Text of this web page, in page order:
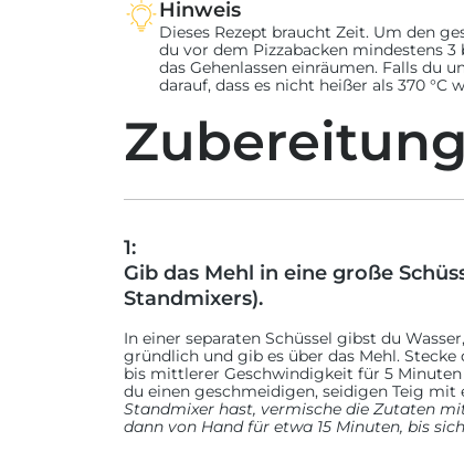
Sauce aus Zwiebeln, Hackfleisch, Tomatenmark und
Für den Käse nutzt Tore eine Kombination aus Mozzarella,
traditionellen Wisconsin Brick Käse, der typisch für eine
käsig, schmeckt diese Samstagspizza auch an jedem
weiß? Diese Interpretation einer Detroit Style Pizza könnte
in Norwegen einläuten.
Du willst mehr Varianten der klassischen Detroit Style
UK Detroit Style Pizza: Käsige Baked Beans auf
Kanadische Detroit Style Sauerteig Pizza: Bloody
Deutsche Detroit Style Pizza: Currywurst
Französische Detroit Style Dessert Pizza: Tarte Tatin
Australische Detroit Style Pizza: Deep End Pizza’s
Hinweis
Dieses Rezept braucht Zeit. Um den
du vor dem Pizzabacken mindestens
das Gehenlassen einräumen. Falls du
darauf, dass es nicht heißer als 370 °C
Zubereitung
1:
Gib das Mehl in eine große
Standmixers).
In einer separaten Schüssel gibst du
gründlich und gib es über das Mehl.
bis mittlerer Geschwindigkeit für 5
du einen geschmeidigen, seidigen Teig mit
Standmixer hast, vermische die Zutaten
dann von Hand für etwa 15 Minuten, bis